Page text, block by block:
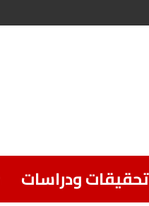
تحقيقات ودراسات